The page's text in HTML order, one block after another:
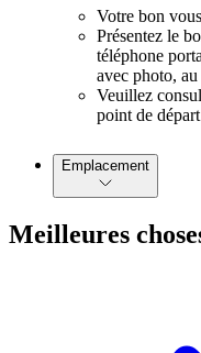
Votre bon
Présentez le
téléphone
avec photo,
Veuillez
point de
Emplacement
Meilleures